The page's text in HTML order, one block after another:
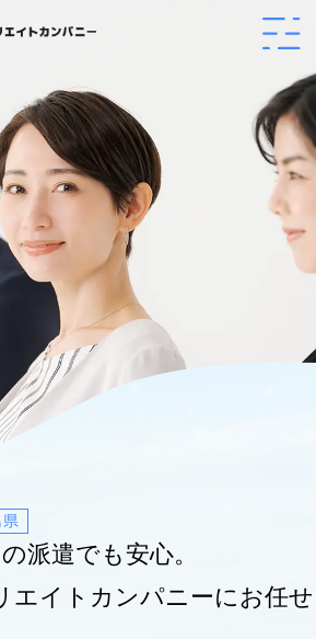
ちについて
ス･トピックス
内容
遣
求人情報
技能外国人紹介
ットネス事業
ーハラスメントポリシー
バシーポリシー
派遣でも安心。
エイトカンパニーにお任